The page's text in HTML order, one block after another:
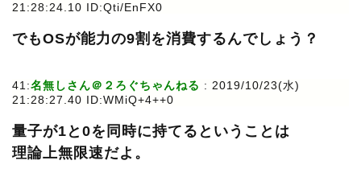
21:28:24.10 ID:Qti/EnFX0
でもOSが能力の9割を消費するんでしょう？
41:名無しさん＠２ろぐちゃんねる : 2019/10/23(水)
21:28:27.40 ID:WMiQ+4++0
量子が1と0を同時に持てるということは
理論上無限速だよ。